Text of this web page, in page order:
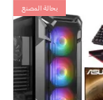
بحالة المصنع